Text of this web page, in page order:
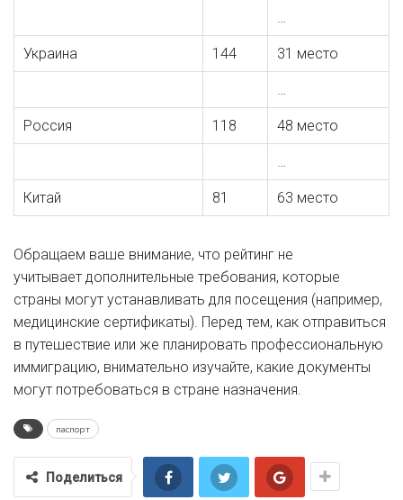
Украина 144 31 место
Россия 118 48 место
Китай 81 63 место
Обращаем ваше внимание, что рейтинг не
учитывает дополнительные требования, которые
страны могут устанавливать для посещения (например,
медицинские сертификаты). Перед тем, как отправиться
в путешествие или же планировать профессиональную
иммиграцию, внимательно изучайте, какие документы
могут потребоваться в стране назначения.
паспорт
Поделиться